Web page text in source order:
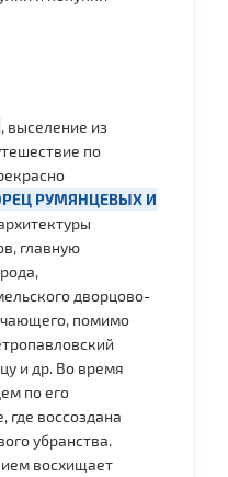
, выселение из
по
РУМЯНЦЕВЫХ И
главную
дворцово-
помимо
и др. Во время
по его
где воссоздана
убранства.
восхищает